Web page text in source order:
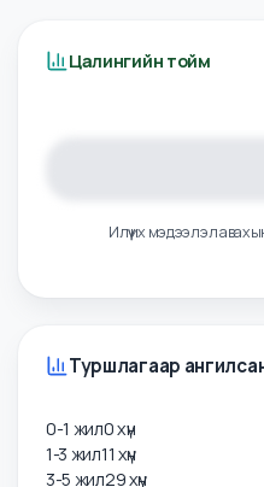
Илүү их мэдээлэл
Туршлагаар